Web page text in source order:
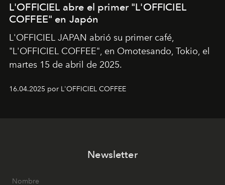
L'OFFICIEL abre el primer "L'OFFICIEL
COFFEE" en Japón
L'OFFICIEL JAPAN abrió su primer café,
"L'OFFICIEL COFFEE", en Omotesando, Tokio, el
martes 15 de abril de 2025.
16.04.2025 por L'OFFICIEL COFFEE
Newsletter